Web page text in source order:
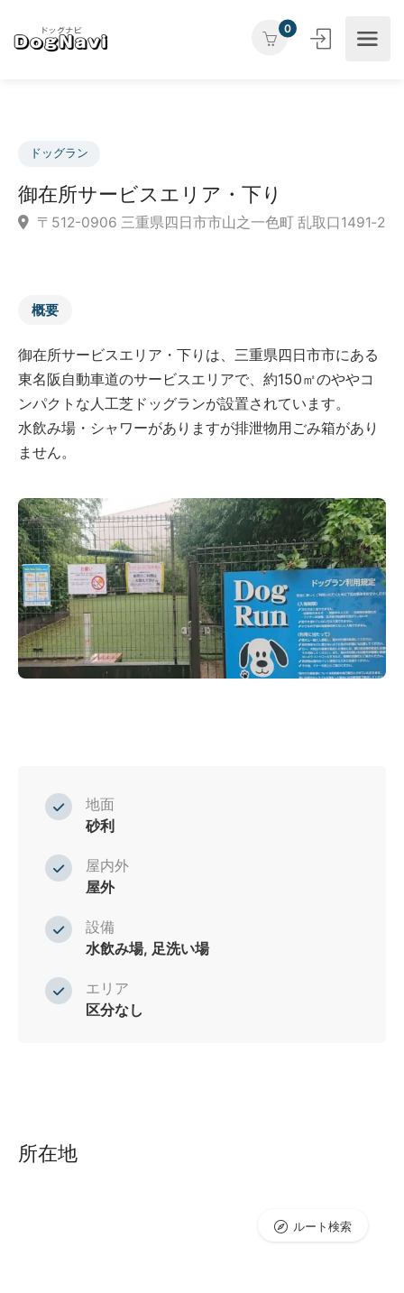
0
御在所サービスエリア・下り
概要
御在所サービスエリア・下りは、三重県四日市市にある
東名阪自動車道のサービスエリアで、約150㎡のややコ
ンパクトな人工芝ドッグランが設置されています。
水飲み場・シャワーがありますが排泄物用ごみ箱があり
ません。
地面
砂利
屋内外
屋外
設備
水飲み場, 足洗い場
エリア
区分なし
所在地
ルート検索